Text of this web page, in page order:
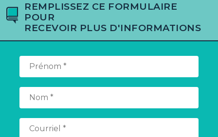
REMPLISSEZ CE FORMULAIRE
POUR
RECEVOIR PLUS D'INFORMATIONS